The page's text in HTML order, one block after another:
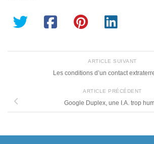
ARTICLE SUIVANT
Les conditions d’un contact
ARTICLE PRÉCÉDENT
Google Duplex, une I.A. trop